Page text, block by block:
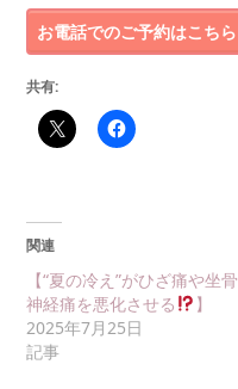
お電話でのご予約はこちら
共有:
関連
【“夏の冷え”がひざ痛や坐骨
神経痛を悪化させる
】
2025年7月25日
記事